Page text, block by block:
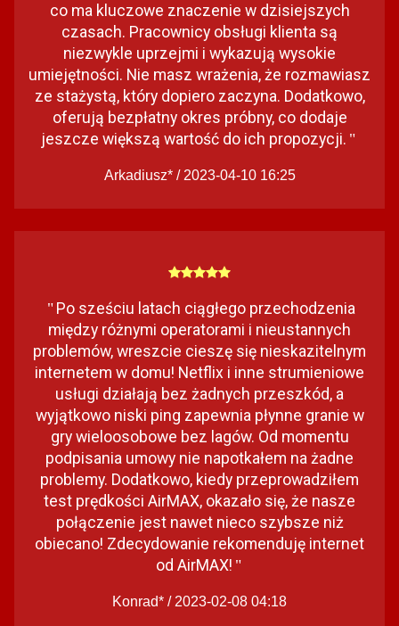
co ma kluczowe znaczenie w dzisiejszych
czasach. Pracownicy obsługi klienta są
niezwykle uprzejmi i wykazują wysokie
umiejętności. Nie masz wrażenia, że rozmawiasz
ze stażystą, który dopiero zaczyna. Dodatkowo,
oferują bezpłatny okres próbny, co dodaje
jeszcze większą wartość do ich propozycji. "
Arkadiusz* / 2023-04-10 16:25
" Po sześciu latach ciągłego przechodzenia
między różnymi operatorami i nieustannych
problemów, wreszcie cieszę się nieskazitelnym
internetem w domu! Netflix i inne strumieniowe
usługi działają bez żadnych przeszkód, a
wyjątkowo niski ping zapewnia płynne granie w
gry wieloosobowe bez lagów. Od momentu
podpisania umowy nie napotkałem na żadne
problemy. Dodatkowo, kiedy przeprowadziłem
test prędkości AirMAX, okazało się, że nasze
połączenie jest nawet nieco szybsze niż
obiecano! Zdecydowanie rekomenduję internet
od AirMAX! "
Konrad* / 2023-02-08 04:18